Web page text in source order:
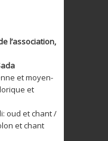
l’association,
et moyen-
et
oud et chant /
et chant